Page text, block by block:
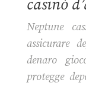
casinò
Neptune
assicurare
denaro
protegge